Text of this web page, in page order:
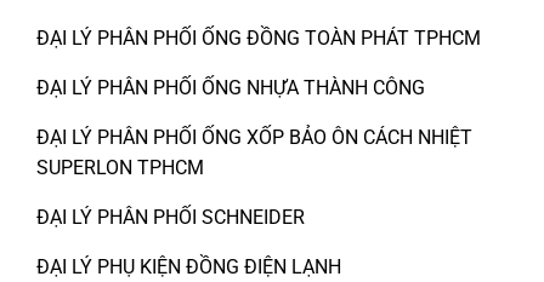
ĐẠI LÝ PHÂN PHỐI ỐNG ĐỒNG TOÀN PHÁT TPHCM
ĐẠI LÝ PHÂN PHỐI ỐNG NHỰA THÀNH CÔNG
ĐẠI LÝ PHÂN PHỐI ỐNG XỐP BẢO ÔN CÁCH NHIỆT
SUPERLON TPHCM
ĐẠI LÝ PHÂN PHỐI SCHNEIDER
ĐẠI LÝ PHỤ KIỆN ĐỒNG ĐIỆN LẠNH